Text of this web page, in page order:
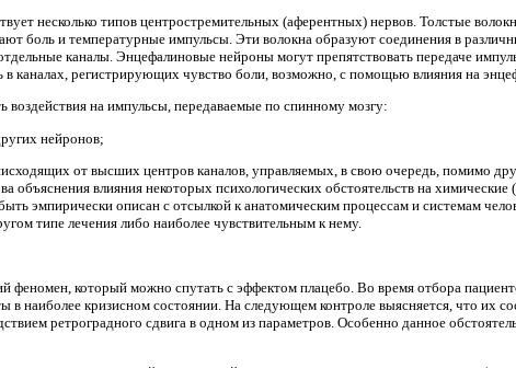
несколько типов центростремительных (аферентных) нервов. Толстые
боль и температурные импульсы. Эти волокна образуют соединения в
каналы. Энцефалиновые нейроны могут препятствовать передаче
в каналах, регистрирующих чувство боли, возможно, с помощью влияния на
воздействия на импульсы, передаваемые по спинному мозгу:
нейронов;
от высших центров каналов, управляемых, в свою очередь, помимо
объяснения влияния некоторых психологических обстоятельств на
эмпирически описан с отсылкой к анатомическим процессам и системам
типе лечения либо наиболее чувствительным к нему.
феномен, который можно спутать с эффектом плацебо. Во время отбора
наиболее кризисном состоянии. На следующем контроле выясняется, что их
ретроградного сдвига в одном из параметров. Особенно данное